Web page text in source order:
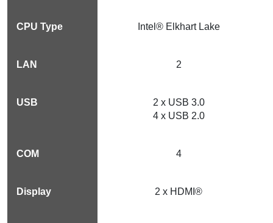
Intel® Elkhart Lake
2
2 x USB 3.0
4 x USB 2.0
4
2 x HDMI®